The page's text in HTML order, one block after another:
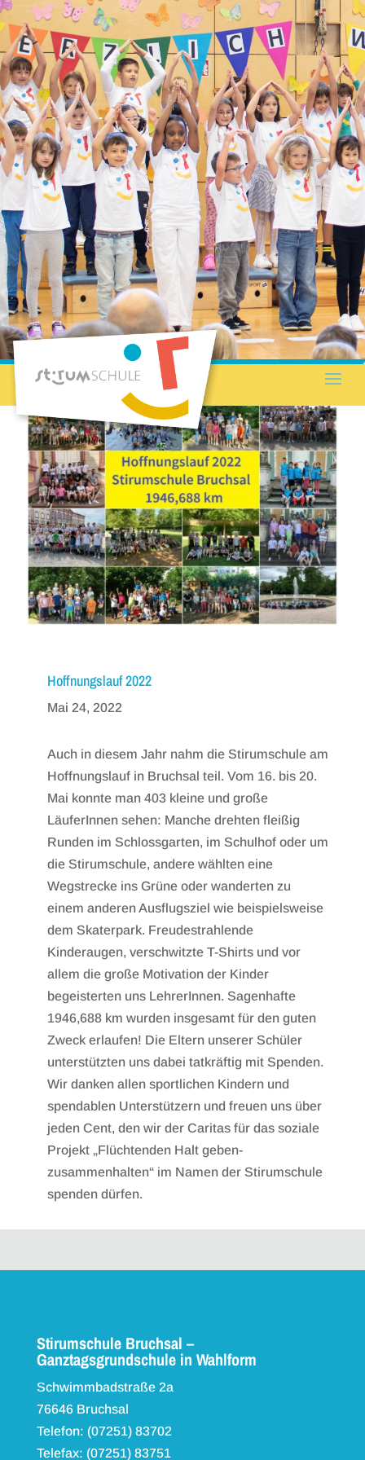
Hoffnungslauf 2022
Mai 24, 2022
Auch in diesem Jahr nahm die Stirumschule am
Hoffnungslauf in Bruchsal teil. Vom 16. bis 20.
Mai konnte man 403 kleine und große
LäuferInnen sehen: Manche drehten fleißig
Runden im Schlossgarten, im Schulhof oder um
die Stirumschule, andere wählten eine
Wegstrecke ins Grüne oder wanderten zu
einem anderen Ausflugsziel wie beispielsweise
dem Skaterpark. Freudestrahlende
Kinderaugen, verschwitzte T-Shirts und vor
allem die große Motivation der Kinder
begeisterten uns LehrerInnen. Sagenhafte
1946,688 km wurden insgesamt für den guten
Zweck erlaufen! Die Eltern unserer Schüler
unterstützten uns dabei tatkräftig mit Spenden.
Wir danken allen sportlichen Kindern und
spendablen Unterstützern und freuen uns über
jeden Cent, den wir der Caritas für das soziale
Projekt „Flüchtenden Halt geben-
zusammenhalten“ im Namen der Stirumschule
spenden dürfen.
Stirumschule Bruchsal –
Ganztagsgrundschule in Wahlform
Schwimmbadstraße 2a
76646 Bruchsal
Telefon: (07251) 83702
Telefax: (07251) 83751